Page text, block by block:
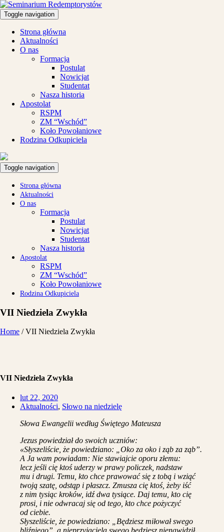
Toggle navigation
Strona główna
Aktualności
O nas
Formacja
Postulat
Nowicjat
Studentat
Nasza historia
Apostolat
RSPM
ZM “Wschód”
Koło Powołaniowe
Rodzina Odkupiciela
Toggle navigation
Strona główna
Aktualności
O nas
Formacja
Postulat
Nowicjat
Studentat
Nasza historia
Apostolat
RSPM
ZM “Wschód”
Koło Powołaniowe
Rodzina Odkupiciela
VII Niedziela Zwykła
Home / VII Niedziela Zwykła
VII Niedziela Zwykła
lut 22, 2020
Aktualności, Słowo na niedzielę
Słowa Ewangelii według Świętego Mateusza
Jezus powiedział do swoich uczniów:
«Słyszeliście, że powiedziano: „Oko za oko i ząb za ząb”.
A Ja wam powiadam: Nie stawiajcie oporu złemu:
lecz jeśli cię ktoś uderzy w prawy policzek, nadstaw
mu i drugi. Temu, kto chce prawować się z tobą i wziąć
twoją szatę, odstąp i płaszcz. Zmusza cię ktoś, żeby iść
z nim tysiąc kroków, idź dwa tysiące. Daj temu, kto cię
prosi, i nie odwracaj się od tego, kto chce pożyczyć
od ciebie.
Słyszeliście, że powiedziano: „Będziesz miłował swego
bliźniego”, a nieprzyjaciela swego będziesz nienawidził.